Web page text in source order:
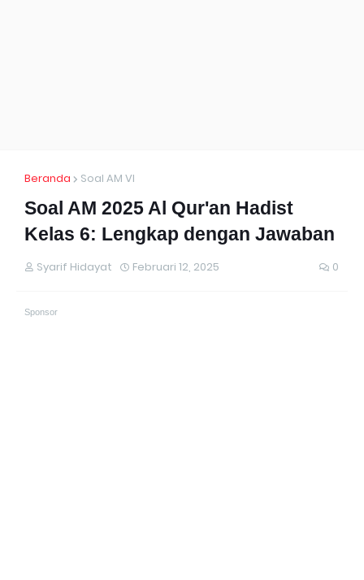
Beranda Soal AM VI
Soal AM 2025 Al Qur'an Hadist
Kelas 6: Lengkap dengan Jawaban
Syarif Hidayat Februari 12, 2025 0
Sponsor